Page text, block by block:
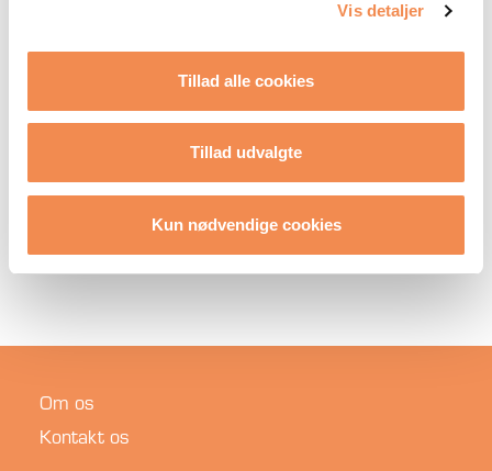
Vis detaljer
Tillad alle cookies
Tillad udvalgte
Kun nødvendige cookies
DOWNLOAD
Om os
Kontakt os